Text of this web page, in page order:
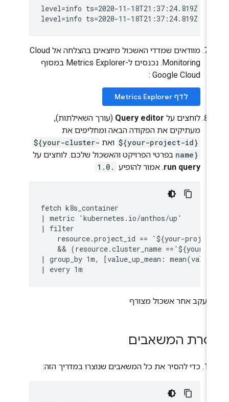
level=info ts=2020-11-18T21:37:24.819Z
מוודאים שמדדי האשכול מיוצאים בהצלחה אל Cloud
Monitoring. נכנסים ל-Metrics Explorer במסוף
Google Cloud :
לדף Metrics Explorer
לוחצים עלQuery editor(עורך השאילתות),
מעתיקים את הפקודה הבאה ומחליפים את
${your-project-id} ואת${your-cluster-
name}בפרטי הפרויקט והאשכול שלכם. לוחצים על
run query . אמור להופיע 1.0.
fetch k8s_container
| metric 'kubernetes.io/anthos/up'
| filter
resource.project_id == '${your-
&& (resource.cluster_name =='${your-
| group_by 1m, [value_up_mean:
המשאבים
כדי להסיר את כל המשאבים שנוצרו במדריך הזה: